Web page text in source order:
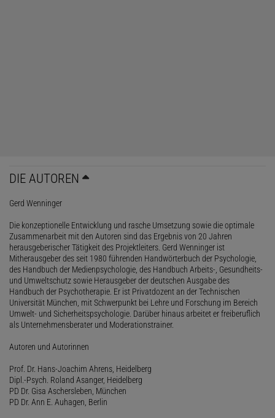
DIE AUTOREN
Gerd Wenninger
Die konzeptionelle Entwicklung und rasche Umsetzung sowie die optimale
Zusammenarbeit mit den Autoren sind das Ergebnis von 20 Jahren
herausgeberischer Tätigkeit des Projektleiters. Gerd Wenninger ist
Mitherausgeber des seit 1980 führenden Handwörterbuch der Psychologie,
des Handbuch der Medienpsychologie, des Handbuch Arbeits-, Gesundheits-
und Umweltschutz sowie Herausgeber der deutschen Ausgabe des
Handbuch der Psychotherapie. Er ist Privatdozent an der Technischen
Universität München, mit Schwerpunkt bei Lehre und Forschung im Bereich
Umwelt- und Sicherheitspsychologie. Darüber hinaus arbeitet er freiberuflich
als Unternehmensberater und Moderationstrainer.
Autoren und Autorinnen
Prof. Dr. Hans-Joachim Ahrens, Heidelberg
Dipl.-Psych. Roland Asanger, Heidelberg
PD Dr. Gisa Aschersleben, München
PD Dr. Ann E. Auhagen, Berlin